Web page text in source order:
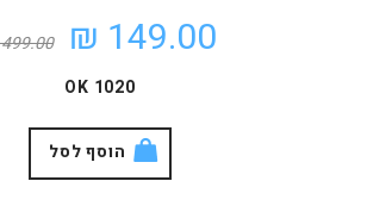
149.00 ₪
499.00 ₪
OK 1020
הוסף לסל